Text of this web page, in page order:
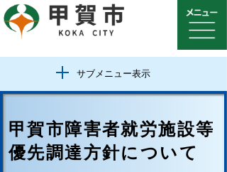
サブメニュー表示
甲賀市障害者就労施設等
優先調達方針について